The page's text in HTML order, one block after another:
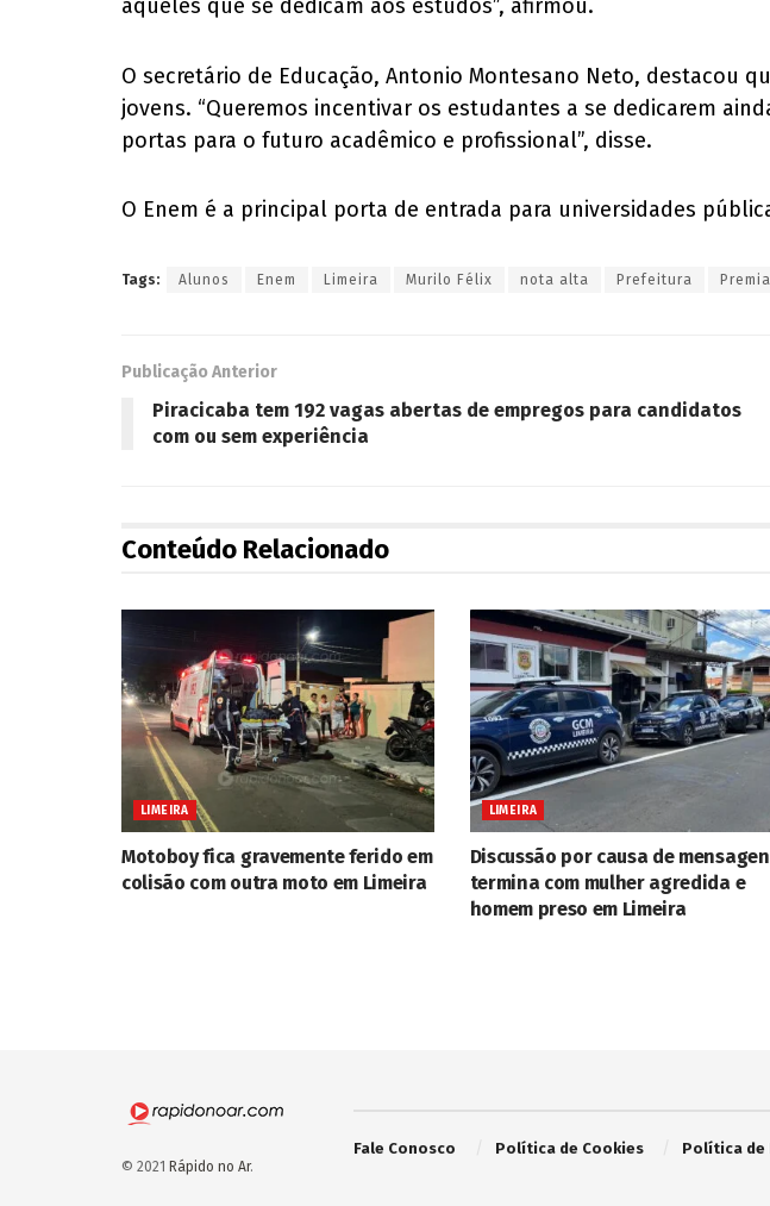
aqueles que se dedicam aos estudos”, afirmou.
O secretário de Educação, Antonio Montesano Neto, destacou
jovens. “Queremos incentivar os estudantes a se dedicarem
portas para o futuro acadêmico e profissional”, disse.
O Enem é a principal porta de entrada para universidades
Tags: Alunos Enem Limeira Murilo Félix nota alta Prefeitura
Publicação Anterior
Piracicaba tem 192 vagas abertas de empregos para candidatos
com ou sem experiência
Conteúdo Relacionado
LIMEIRA
Motoboy fica gravemente ferido em
colisão com outra moto em Limeira
LIMEIRA
Discussão por causa de
termina com mulher agredida e
homem preso em Limeira
© 2021 Rápido no Ar.
Fale Conosco Política de Cookies Política de